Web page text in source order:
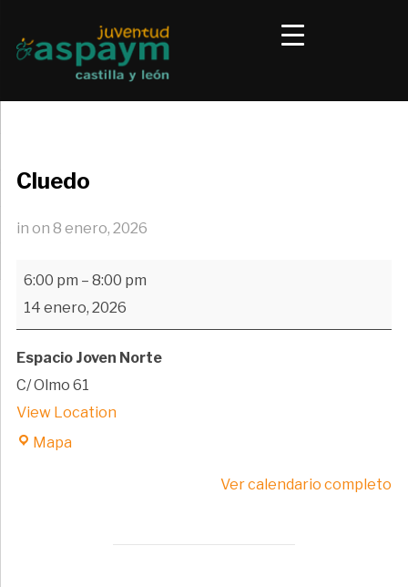
Cluedo
in on 8 enero, 2026
Cluedo
6:00 pm – 8:00 pm
14 enero, 2026
Espacio Joven Norte
C/ Olmo 61
View Location
MapaEspacio
Ver calendario completo